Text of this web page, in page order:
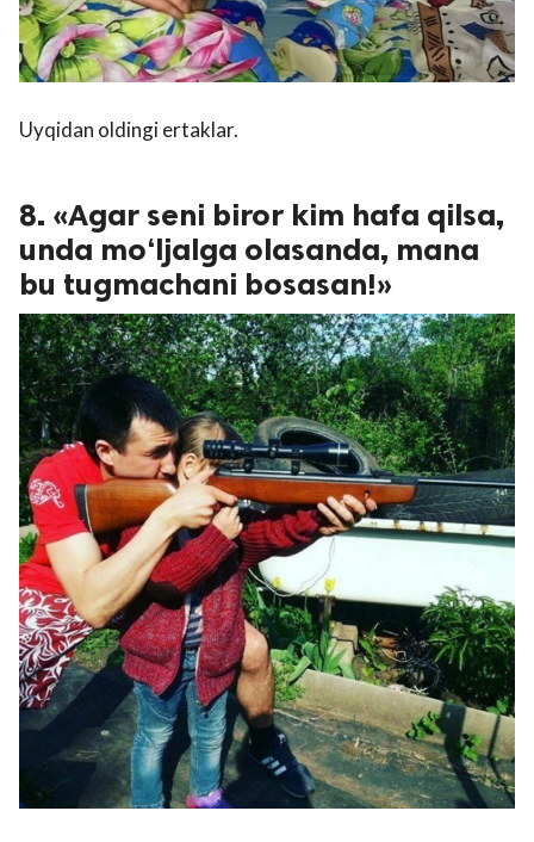
Uyqidan oldingi ertaklar.
8. «Agar seni biror kim hafa qilsa,
unda mo‘ljalga olasanda, mana
bu tugmachani bosasan!»